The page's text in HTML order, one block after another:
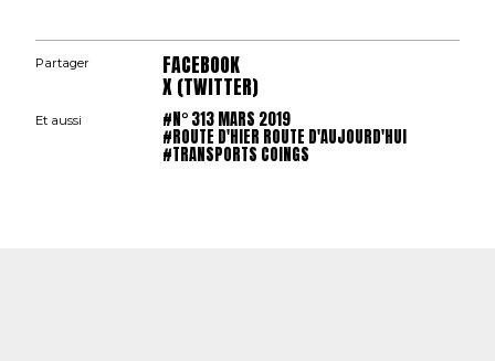
Partager FACEBOOK
X (TWITTER)
Et aussi #N° 313 MARS 2019
#ROUTE D'HIER ROUTE D'AUJOURD'HUI
#TRANSPORTS COINGS